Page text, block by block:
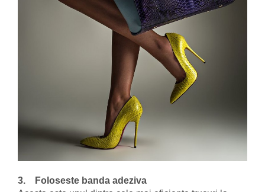
3. Foloseste banda adeziva